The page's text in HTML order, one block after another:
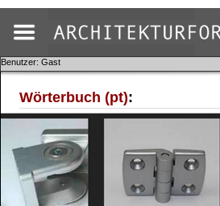
Benutzer: Gast
Wörterbuch (pt):